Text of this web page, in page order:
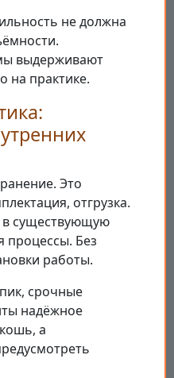
не должна
выдерживают
на практике.
Это
отгрузка.
в существующую
процессы. Без
работы.
срочные
надёжное
а